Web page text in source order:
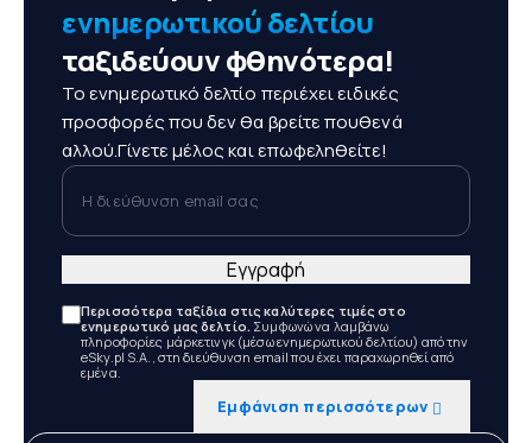
ενημερωτικού δελτίου
ταξιδεύουν φθηνότερα!
Το ενημερωτικό δελτίο περιέχει ειδικές
προσφορές που δεν θα βρείτε πουθενά
αλλού.Γίνετε μέλος και επωφεληθείτε!
Η διεύθυνση email σας
Περισσότερα ταξίδια στις καλύτερες τιμές στο
ενημερωτικό μας δελτίο. Συμφωνώ να λαμβάνω
πληροφορίες μάρκετινγκ (μέσω ενημερωτικού δελτίου) από την
eSky.pl S.A., στη διεύθυνση email που έχει παραχωρηθεί από
εμένα.
Εμφάνιση περισσότερων
Εγγραφή